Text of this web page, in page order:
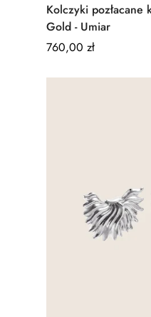
Kolczyki pozłacane
Gold - Umiar
Regular
760,00 zł